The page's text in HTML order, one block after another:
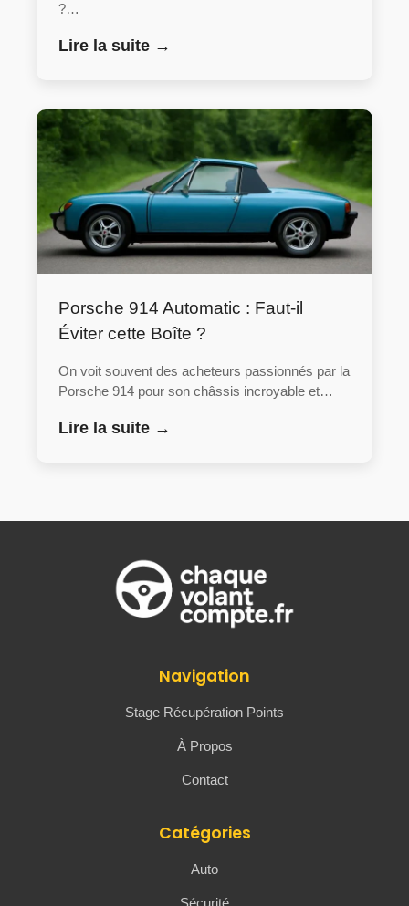
?…
Lire la suite →
Porsche 914 Automatic : Faut-il
Éviter cette Boîte ?
On voit souvent des acheteurs passionnés par la
Porsche 914 pour son châssis incroyable et…
Lire la suite →
Navigation
Stage Récupération Points
À Propos
Contact
Catégories
Auto